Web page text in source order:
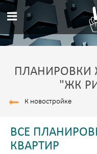
ПЛАНИРОВКИ
"ЖК
К новостройке
ВСЕ
КВАРТИР